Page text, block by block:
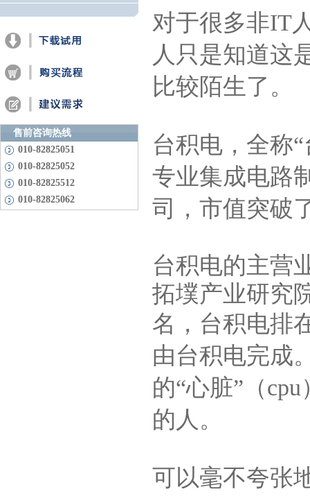
售前咨询热线
010-82825051
010-82825052
010-82825512
010-82825062
对于很多非IT
人只是知道这
比较陌生了。
台积电，全称
专业集成电路
司，市值突破
台积电的主营
拓墣产业研究
名，台积电排
由台积电完成
的“心脏”（
的人。
可以毫不夸张